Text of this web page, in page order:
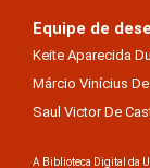
Equipe de
Keite Aparecida
Márcio Vinícius
Saul Victor De
A Biblioteca Digital da